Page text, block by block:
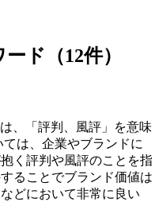
ド（12件）
、「評判、風評」を意味
は、企業やブランドに
く評判や風評のことを指
ることでブランド価値は
どにおいて非常に良い